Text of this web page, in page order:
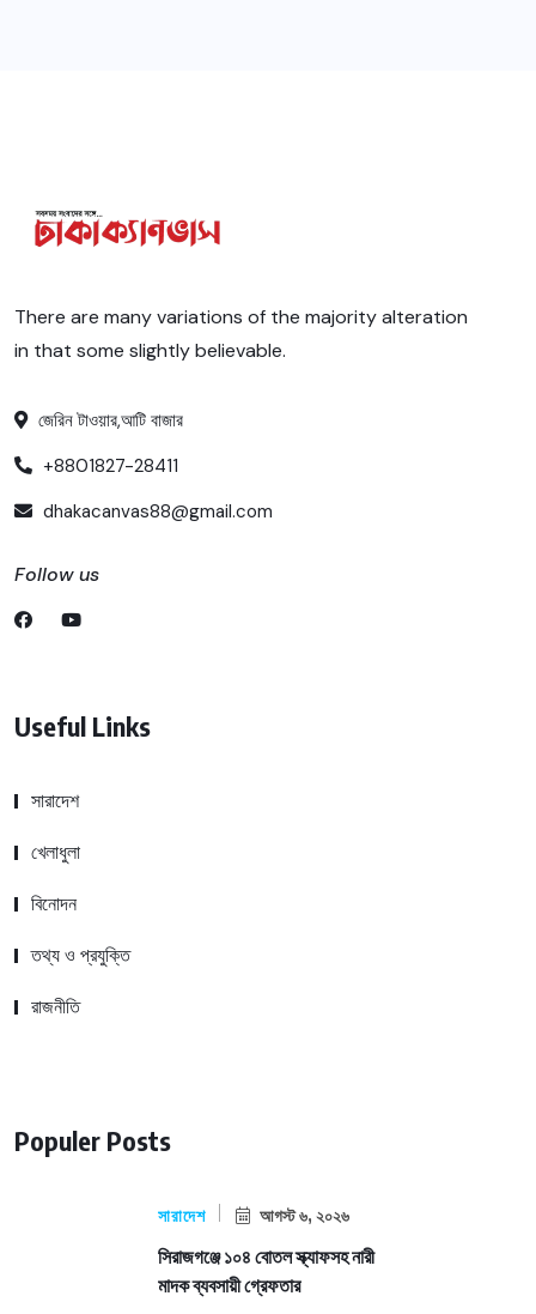
There are many variations of the majority alteration
in that some slightly believable.
জেরিন টাওয়ার,আটি বাজার
+8801827-28411
dhakacanvas88@gmail.com
Follow us
Useful Links
সারাদেশ
খেলাধুলা
বিনোদন
তথ্য ও প্রযুক্তি
রাজনীতি
Populer Posts
সারাদেশ আগস্ট ৬, ২০২৬
সিরাজগঞ্জে ১০৪ বোতল স্ক্যাফসহ নারী
মাদক ব্যবসায়ী গ্রেফতার